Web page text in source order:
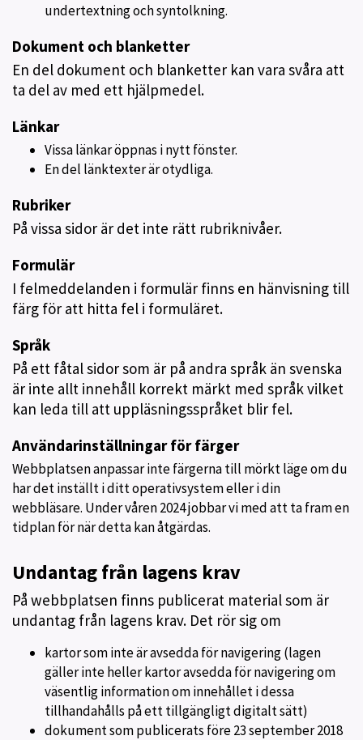
undertextning och syntolkning.
Dokument och blanketter
En del dokument och blanketter kan vara svåra att
ta del av med ett hjälpmedel.
Länkar
Vissa länkar öppnas i nytt fönster.
En del länktexter är otydliga.
Rubriker
På vissa sidor är det inte rätt rubriknivåer.
Formulär
I felmeddelanden i formulär finns en hänvisning till
färg för att hitta fel i formuläret.
Språk
På ett fåtal sidor som är på andra språk än svenska
är inte allt innehåll korrekt märkt med språk vilket
kan leda till att uppläsningsspråket blir fel.
Användarinställningar för färger
Webbplatsen anpassar inte färgerna till mörkt läge om du
har det inställt i ditt operativsystem eller i din
webbläsare. Under våren 2024 jobbar vi med att ta fram en
tidplan för när detta kan åtgärdas.
Undantag från lagens krav
På webbplatsen finns publicerat material som är
undantag från lagens krav. Det rör sig om
kartor som inte är avsedda för navigering (lagen
gäller inte heller kartor avsedda för navigering om
väsentlig information om innehållet i dessa
tillhandahålls på ett tillgängligt digitalt sätt)
dokument som publicerats före 23 september 2018